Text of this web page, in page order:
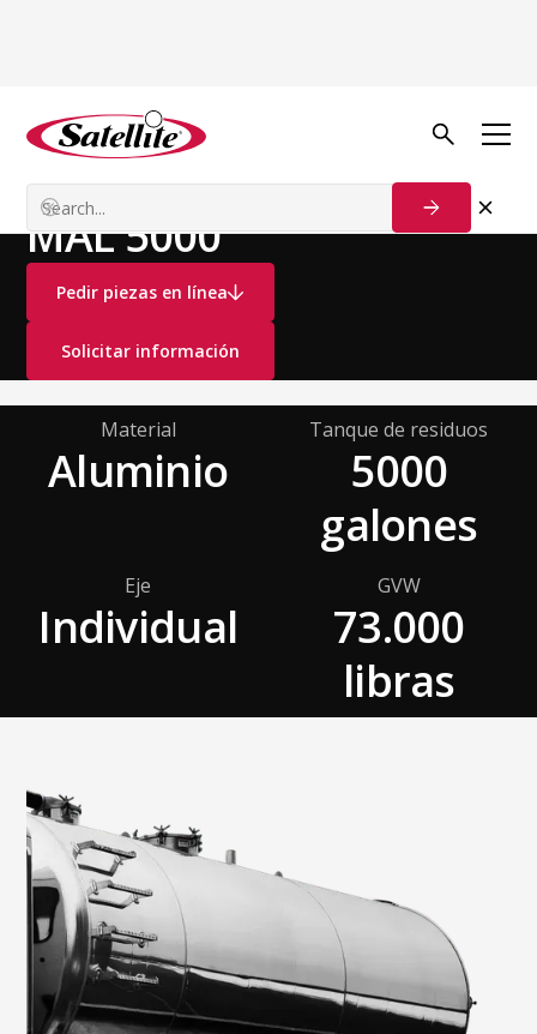
Ver todos los productos
Camiones aspiradores Camiones Sépticos
MAL 5000
Pedir piezas en línea
Solicitar información
Material
Aluminio
Tanque de residuos
5000
galones
Eje
Individual
GVW
73.000
libras